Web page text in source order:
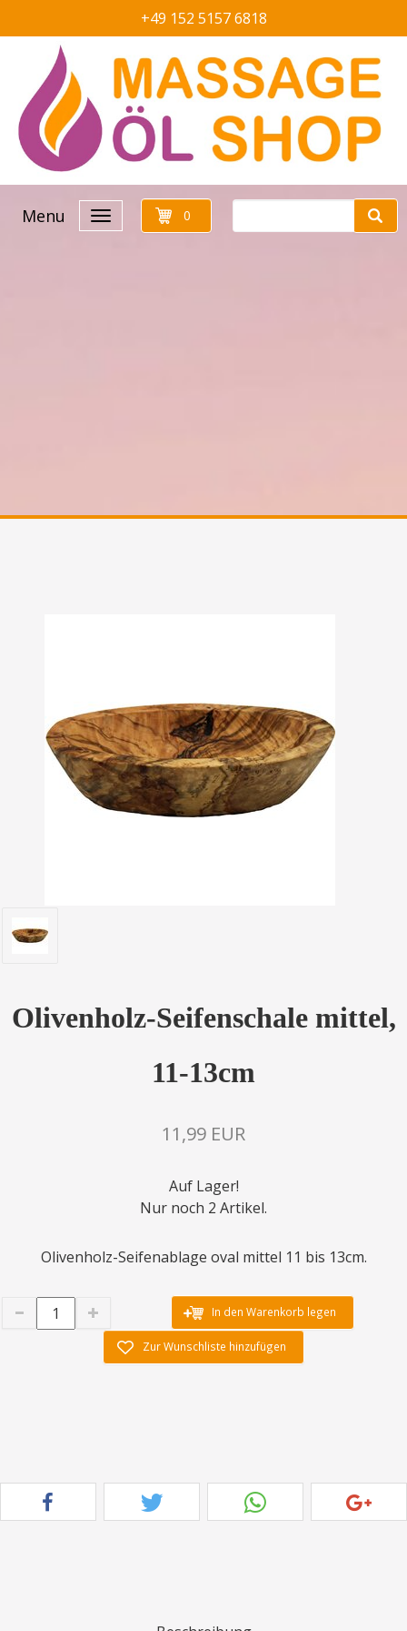
+49 152 5157 6818
Menu 0
Olivenholz-Seifenschale mittel,
11-13cm
11,99 EUR
Auf Lager!
Nur noch 2 Artikel.
Olivenholz-Seifenablage oval mittel 11 bis 13cm.
In den Warenkorb legen
Zur Wunschliste hinzufügen